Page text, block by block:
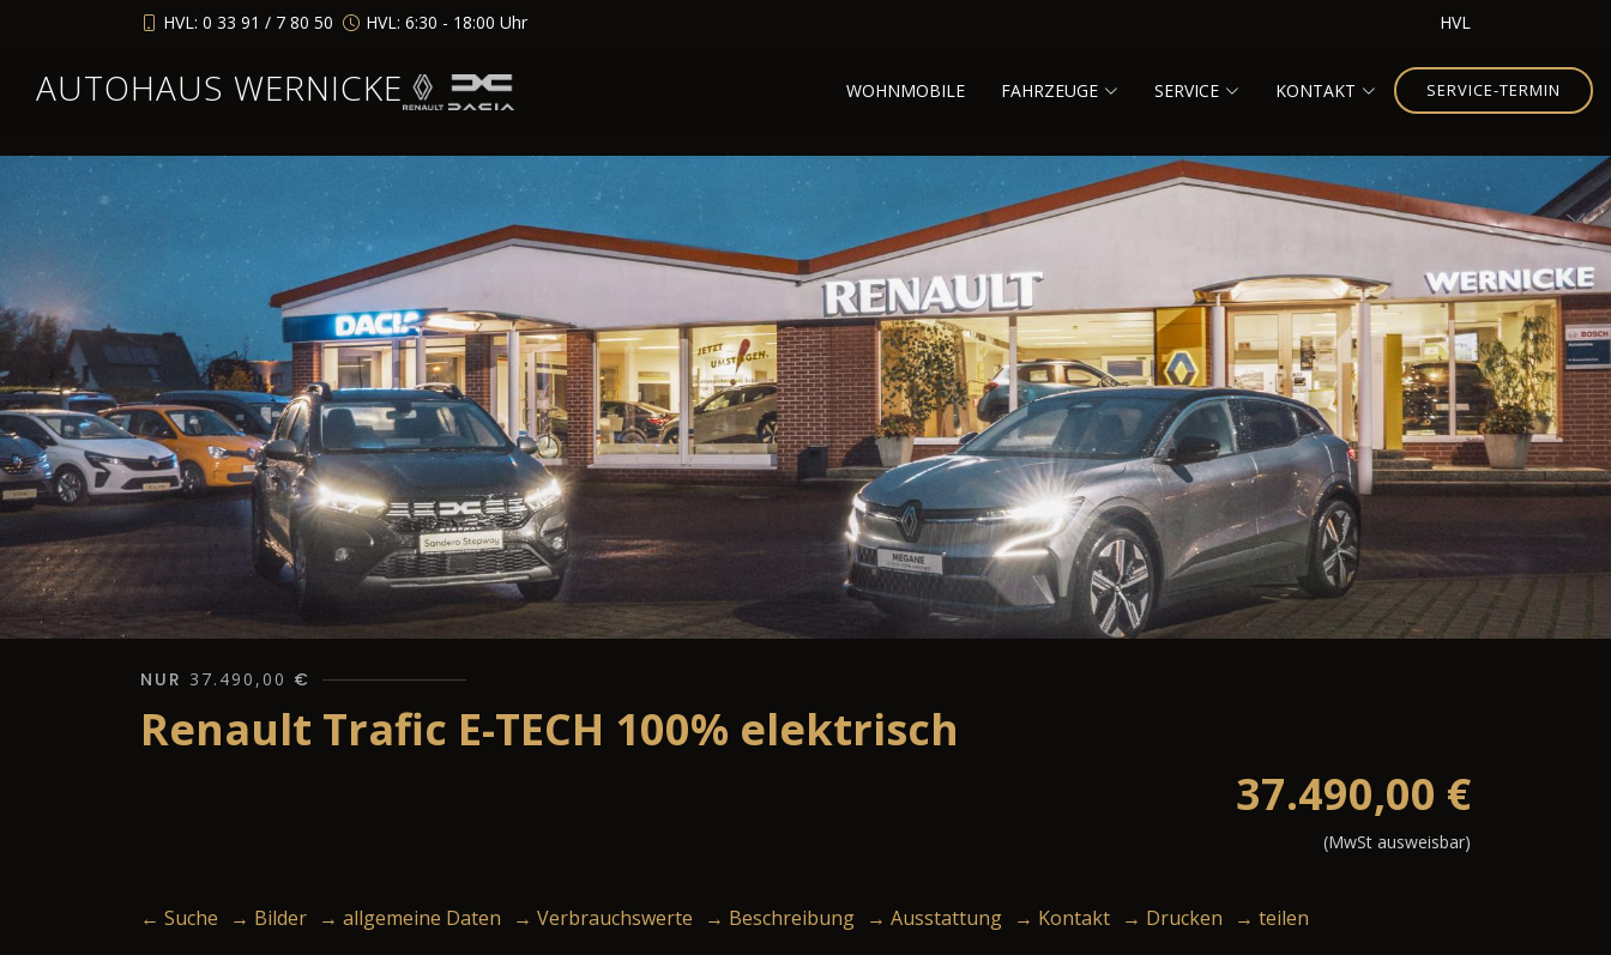
HVL: 0 33 91 / 7 80 50 HVL: 6:30 - 18:00 Uhr HVL
AUTOHAUS WERNICKE WOHNMOBILE FAHRZEUGE SERVICE KONTAKT SERVICE-TERMIN
NUR 37.490,00 €
Renault Trafic E-TECH 100% elektrisch
37.490,00 €
(MwSt ausweisbar)
← Suche → Bilder → allgemeine Daten → Verbrauchswerte → Beschreibung → Ausstattung → Kontakt → Drucken → teilen